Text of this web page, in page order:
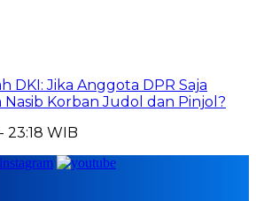
DKI: Jika Anggota DPR Saja
Nasib Korban Judol dan Pinjol?
23:18 WIB